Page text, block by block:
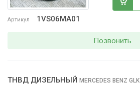
Артикул 1VS06MA01
Позвонить
ТНВД ДИЗЕЛЬНЫЙ MERCEDES BENZ GLK